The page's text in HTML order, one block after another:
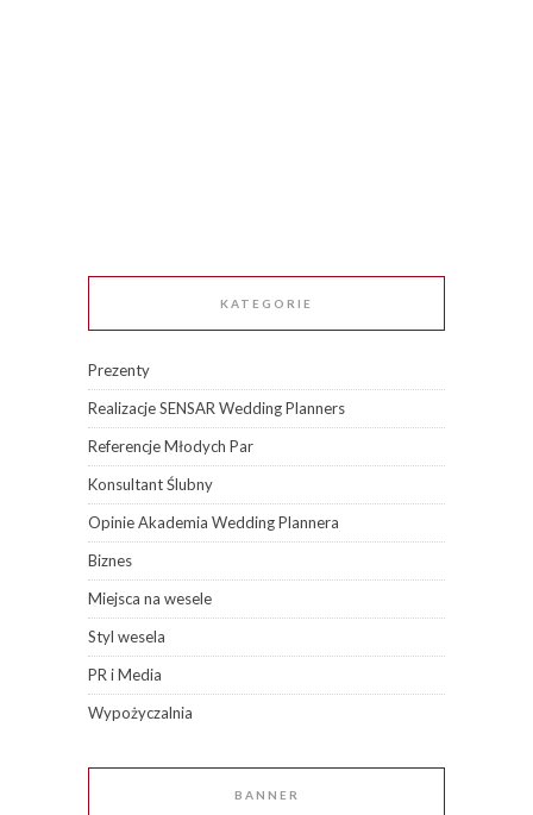
KATEGORIE
Prezenty
Realizacje SENSAR Wedding Planners
Referencje Młodych Par
Konsultant Ślubny
Opinie Akademia Wedding Plannera
Biznes
Miejsca na wesele
Styl wesela
PR i Media
Wypożyczalnia
BANNER